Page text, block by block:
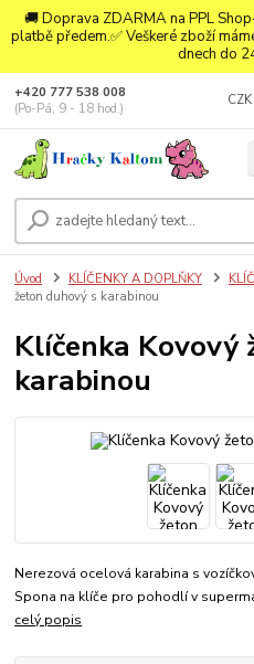
🚚 Doprava ZDARMA na PPL
platbě předem.✅ Veškeré zboží
dnech do
+420 777 538 008
(Po-Pá, 9 - 18 hod.)
Úvod KLÍČENKY A DOPLŇKY
žeton duhový s karabinou
Klíčenka Kovový
karabinou
Nerezová ocelová karabina s
Spona na klíče pro pohodlí v
celý popis